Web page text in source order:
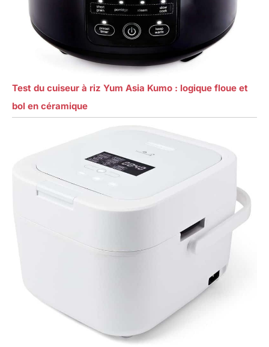
Test du cuiseur à riz Yum Asia Kumo : logique floue et
bol en céramique